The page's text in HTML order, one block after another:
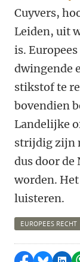
Cuyvers,
Leiden, uit
is.
dwingende
stikstof te
bovendien
Landelijke
strijdig zijn
dus door
worden.
luisteren.
EUROPEES RECHT